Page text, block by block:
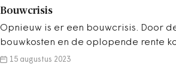
minister van Financiën de Tweede
vindt u de belangrijkste plannen voor
overheden, uit het regeerakkoord, het
hoofdlijnenakkoord en vanaf
Bouwcrisis
Opnieuw is er een bouwcrisis. Door
bouwkosten en de oplopende rente
betaalbaarheid van woningen in het
15 augustus 2023